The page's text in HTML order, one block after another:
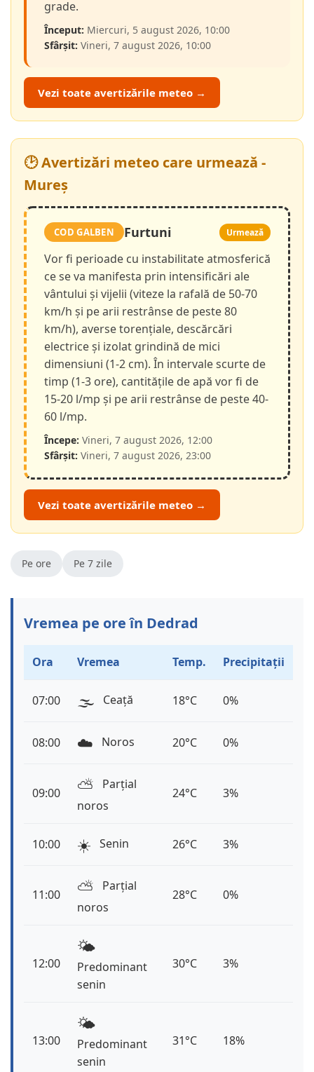
grade.
Început: Miercuri, 5 august 2026, 10:00
Sfârșit: Vineri, 7 august 2026, 10:00
Vezi toate avertizările meteo →
🕑 Avertizări meteo care urmează -
Mureș
COD GALBEN Furtuni Urmează
Vor fi perioade cu instabilitate atmosferică
ce se va manifesta prin intensificări ale
vântului și vijelii (viteze la rafală de 50-70
km/h și pe arii restrânse de peste 80
km/h), averse torențiale, descărcări
electrice și izolat grindină de mici
dimensiuni (1-2 cm). În intervale scurte de
timp (1-3 ore), cantitățile de apă vor fi de
15-20 l/mp și pe arii restrânse de peste 40-
60 l/mp.
Începe: Vineri, 7 august 2026, 12:00
Sfârșit: Vineri, 7 august 2026, 23:00
Vezi toate avertizările meteo →
Pe ore Pe 7 zile
Vremea pe ore în Dedrad
Ora Vremea Temp. Precipitații
07:00 🌫️ Ceață 18°C 0%
08:00 ☁️ Noros 20°C 0%
09:00 ⛅️
Parțial
noros
24°C 3%
10:00 ☀️ Senin 26°C 3%
11:00 ⛅️
Parțial
noros
28°C 0%
12:00
🌤️
Predominant
senin
30°C 3%
13:00
🌤️
Predominant
senin
31°C 18%